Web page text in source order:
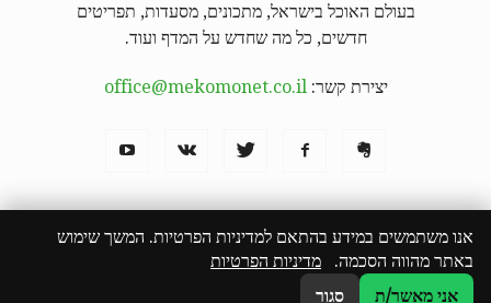
בעולם האוכל בישראל, מתכונים, מסעדות, תפריטים
חדשים, כל מה שחדש על המדף ועוד.
יצירת קשר:office@mekomonet.co.il
מחפשים כותבים פרסמו אצלנו פרסום תוכן שיווקי
אנו משתמשים במידע בהתאם למדיניות הפרטיות. המשך שימוש
באתר מהווה הסכמה. מדיניות הפרטיות
אני מאשר/ת
סגור